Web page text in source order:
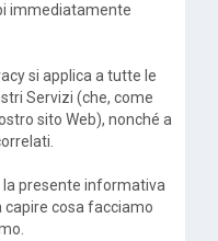
immediatamente
si applica a tutte le
Servizi (che, come
sito Web), nonché a
presente informativa
capire cosa facciamo